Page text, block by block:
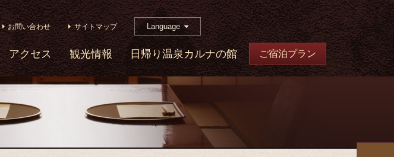
お問い合わせ サイトマップ Language
アクセス 観光情報 日帰り温泉カルナの館 ご宿泊プラン